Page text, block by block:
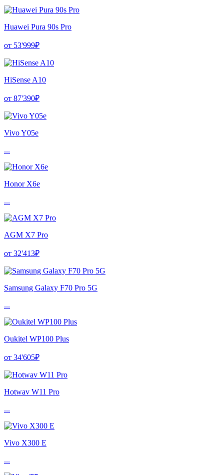
Huawei Pura 90s Pro
от 53'999₽
HiSense A10
от 87'390₽
Vivo Y05e
...
Honor X6e
...
AGM X7 Pro
от 32'413₽
Samsung Galaxy F70 Pro 5G
...
Oukitel WP100 Plus
от 34'605₽
Hotwav W11 Pro
...
Vivo X300 E
...